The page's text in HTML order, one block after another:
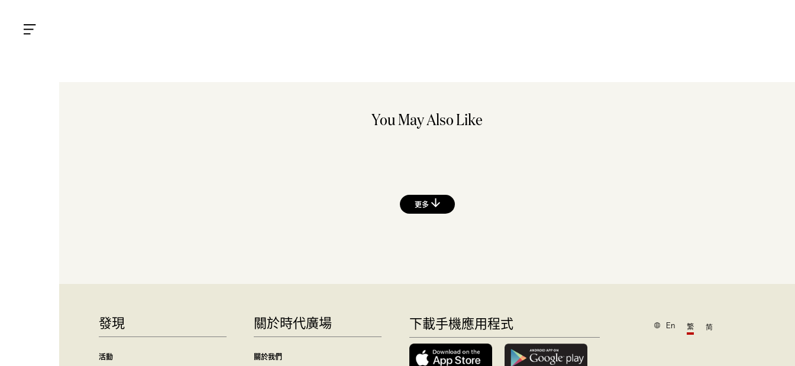
You May Also Like
更多
發現
活動
關於時代廣場
關於我們
下載手機應用程式 En 繁 简